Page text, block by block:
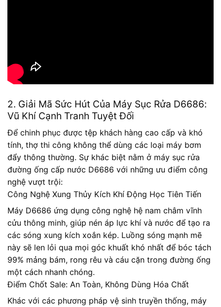
2. Giải Mã Sức Hút Của Máy Sục Rửa D6686:
Vũ Khí Cạnh Tranh Tuyệt Đối
Để chinh phục được tệp khách hàng cao cấp và khó
tính, thợ thi công không thể dùng các loại máy bơm
đẩy thông thường. Sự khác biệt nằm ở máy sục rửa
đường ống cấp nước D6686 với những ưu điểm công
nghệ vượt trội:
Công Nghệ Xung Thủy Kích Khí Động Học Tiên Tiến
Máy D6686 ứng dụng công nghệ hệ nam châm vĩnh
cửu thông minh, giúp nén áp lực khí và nước để tạo ra
các sóng xung kích xoắn kép. Luồng sóng mạnh mẽ
này sẽ len lỏi qua mọi góc khuất khó nhất để bóc tách
99% mảng bám, rong rêu và cáu cặn trong đường ống
một cách nhanh chóng.
Điểm Chốt Sale: An Toàn, Không Dùng Hóa Chất
Khác với các phương pháp vệ sinh truyền thống, máy